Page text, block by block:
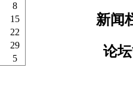
8
15
22
29
5
新闻
论